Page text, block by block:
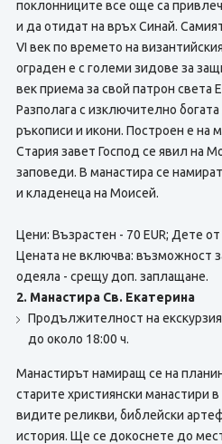
поклонниците все още са
и да отидат на връх Синай.
VІ век по времето на
ограден е с големи зидове за
век приема за свой патрон света
Разполага с изключително
ръкописи и икони. Построен е на
Стария завет Господ се явил на
заповеди. В манастира се
и кладенеца на Моисей.
Цени: Възрастен - 70 EUR; Дете от
Цената не включва: възможност
одеяла - срещу доп. заплащане.
2. Манастира Св. Екатерина
Продължителност на
до около 18:00 ч.
Манастирът намиращ се на
старите християнски манастири
видите реликви, библейски
история. Ще се докоснете до